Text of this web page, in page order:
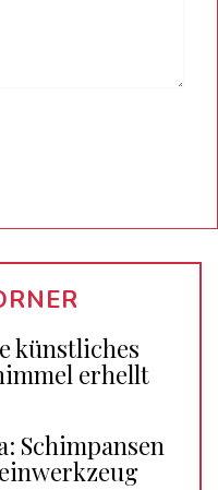
künstliches
erhellt
Schimpansen